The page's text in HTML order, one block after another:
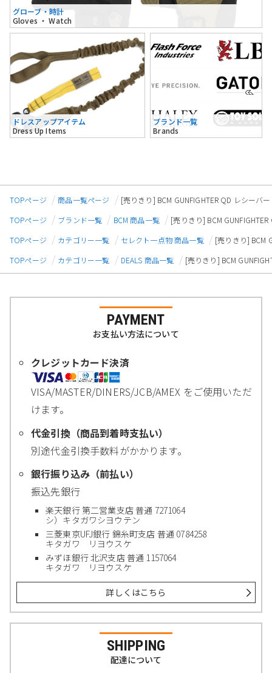
グローブ・時計
Gloves ・ Watch
ドレスアップアイテム
Dress Up Items
ブランド一覧
Brands
TOPページ 商品一覧ページ
[売りきり] BCM GUNFIGHTER QD レシーバ
TOPページ
ブランド一覧 BCM 商品一覧
[売りきり] BCM
TOPページ
カテゴリー一覧 セレクト一点物 商品一覧
[売りきり] BCM
TOPページ
カテゴリー一覧 DEALS 商品一覧 [売りきり] BCM
PAYMENT
お支払い方法について
クレジットカード決済
VISA/MASTER/DINERS/JCB/AMEX をご使用いただ
けます。
代金引換（商品到着時支払い）
別途代金引換手数料がかかります。
銀行振り込み（前払い）
振込先銀行
楽天銀行 第二営業支店 普通 7271064
シ）キタガワシヨウテン
三菱東京UFJ銀行 錦糸町支店 普通 0784258
キタガワ リヨウスケ
みずほ銀行 北沢支店 普通 1157064
キタガワ リヨウスケ
詳しくはこちら
SHIPPING
配達について